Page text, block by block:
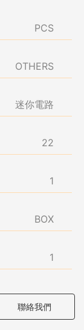
PCS
OTHERS
迷你電路
22
1
BOX
1
聯絡我們